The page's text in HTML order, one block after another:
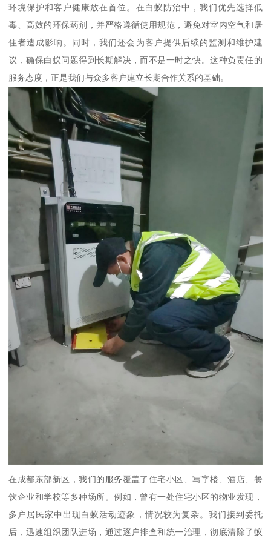
环境保护和客户健康放在首位。在白蚁防治中，我们优先选择低
毒、高效的环保药剂，并严格遵循使用规范，避免对室内空气和居
住者造成影响。同时，我们还会为客户提供后续的监测和维护建
议，确保白蚁问题得到长期解决，而不是一时之快。这种负责任的
服务态度，正是我们与众多客户建立长期合作关系的基础。
在成都东部新区，我们的服务覆盖了住宅小区、写字楼、酒店、餐
饮企业和学校等多种场所。例如，曾有一处住宅小区的物业发现，
多户居民家中出现白蚁活动迹象，情况较为复杂。我们接到委托
后，迅速组织团队进场，通过逐户排查和统一治理，彻底清除了蚁